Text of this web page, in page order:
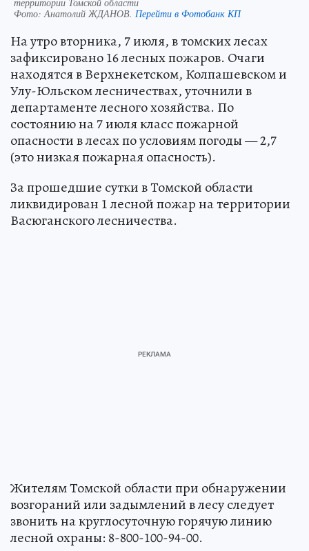
Фото: Анатолий ЖДАНОВ. Перейти в Фотобанк КП
На утро вторника, 7 июля, в томских лесах
зафиксировано 16 лесных пожаров. Очаги
находятся в Верхнекетском, Колпашевском и
Улу-Юльском лесничествах, уточнили в
департаменте лесного хозяйства. По
состоянию на 7 июля класс пожарной
опасности в лесах по условиям погоды — 2,7
(это низкая пожарная опасность).
За прошедшие сутки в Томской области
ликвидирован 1 лесной пожар на территории
Васюганского лесничества.
Жителям Томской области при обнаружении
возгораний или задымлений в лесу следует
звонить на круглосуточную горячую линию
лесной охраны: 8-800-100-94-00.